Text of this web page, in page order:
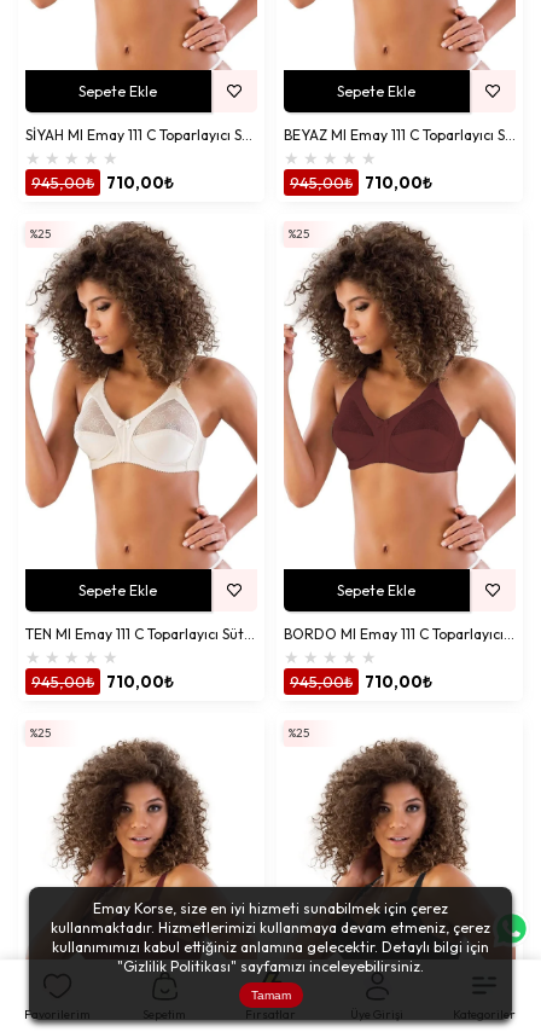
Emay Korse, size en iyi hizmeti sunabilmek için çerez
kullanmaktadır. Hizmetlerimizi kullanmaya devam etmeniz, çerez
kullanımımızı kabul ettiğiniz anlamına gelecektir. Detaylı bilgi için
"Gizlilik Politikası" sayfamızı inceleyebilirsiniz.
Tamam
SİYAH MI Emay 111 C Toparlayıcı Sütyen
★ ★ ★ ★ ★
710,00₺
945,00₺
Sepete Ekle
BEYAZ MI Emay 111 C Toparlayıcı Sütyen
★ ★ ★ ★ ★
710,00₺
945,00₺
Sepete Ekle
TEN MI Emay 111 C Toparlayıcı Sütyen
★ ★ ★ ★ ★
710,00₺
945,00₺
Sepete Ekle
%25
BORDO MI Emay 111 C Toparlayıcı Sütyen
★ ★ ★ ★ ★
710,00₺
945,00₺
Sepete Ekle
%25
%25 %25
Favorilerim Sepetim Fırsatlar Üye Girişi Kategoriler